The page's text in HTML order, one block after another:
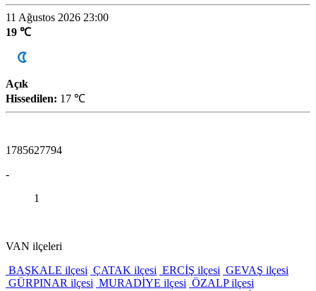
11 Ağustos 2026 23:00
19 ℃
Açık
Hissedilen: 17 ℃
1785627794
-
1
VAN ilçeleri
BAŞKALE ilçesi ÇATAK ilçesi ERCİŞ ilçesi GEVAŞ ilçesi
GÜRPINAR ilçesi MURADİYE ilçesi ÖZALP ilçesi